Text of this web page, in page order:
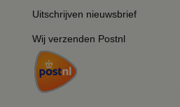
Uitschrijven nieuwsbrief
Wij verzenden Postnl